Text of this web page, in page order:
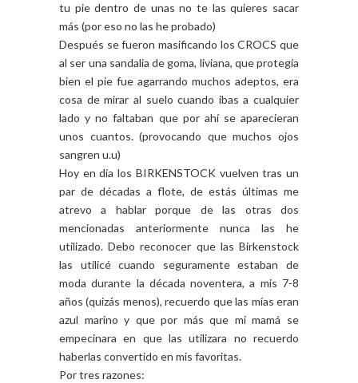
tu pie dentro de unas no te las quieres sacar
más (por eso no las he probado)
Después se fueron masificando los CROCS que
al ser una sandalia de goma, liviana, que protegía
bien el pie fue agarrando muchos adeptos, era
cosa de mirar al suelo cuando ibas a cualquier
lado y no faltaban que por ahí se aparecieran
unos cuantos. (provocando que muchos ojos
sangren u.u)
Hoy en día los BIRKENSTOCK vuelven tras un
par de décadas a flote, de estás últimas me
atrevo a hablar porque de las otras dos
mencionadas anteriormente nunca las he
utilizado. Debo reconocer que las Birkenstock
las utilicé cuando seguramente estaban de
moda durante la década noventera, a mis 7-8
años (quizás menos), recuerdo que las mías eran
azul marino y que por más que mi mamá se
empecinara en que las utilizara no recuerdo
haberlas convertido en mis favoritas.
Por tres razones: